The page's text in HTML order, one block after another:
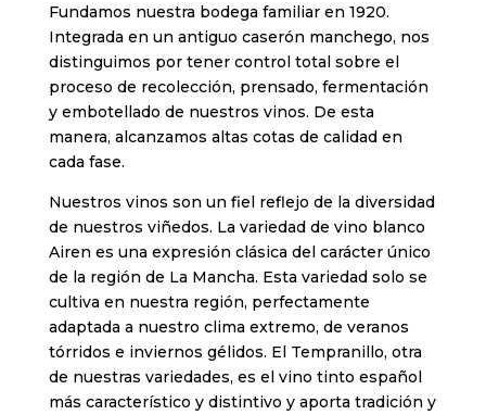
Fundamos nuestra bodega familiar en 1920.
Integrada en un antiguo caserón manchego, nos
distinguimos por tener control total sobre el
proceso de recolección, prensado, fermentación
y embotellado de nuestros vinos. De esta
manera, alcanzamos altas cotas de calidad en
cada fase.
Nuestros vinos son un fiel reflejo de la diversidad
de nuestros viñedos. La variedad de vino blanco
Airen es una expresión clásica del carácter único
de la región de La Mancha. Esta variedad solo se
cultiva en nuestra región, perfectamente
adaptada a nuestro clima extremo, de veranos
tórridos e inviernos gélidos. El Tempranillo, otra
de nuestras variedades, es el vino tinto español
más característico y distintivo y aporta tradición y